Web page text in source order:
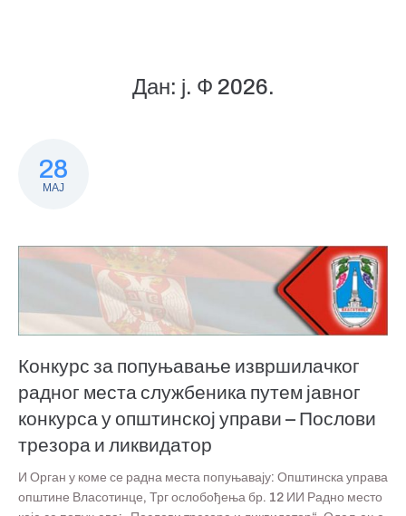
Дан: ј. Ф 2026.
28
МАЈ
Конкурс за попуњавање извршилачког
радног места службеника путем јавног
конкурса у општинској управи – Послови
трезора и ликвидатор
И Орган у коме се радна места попуњавају: Општинска управа
општине Власотинце, Трг ослобођења бр. 12 ИИ Радно место